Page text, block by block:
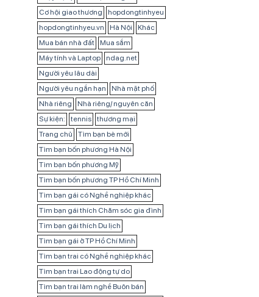
Cơ hội giao thương
hopdongtinhyeu
hopdongtinhyeu.vn
Hà Nội
Khác
Mua bán nhà đất
Mua sắm
Máy tính và Laptop
ndag.net
Người yêu lâu dài
Người yêu ngắn hạn
Nhà mặt phố
Nhà riêng
Nhà riêng/ nguyên căn
Sự kiện:
tennis
thương mại
Trang chủ
Tìm bạn bè mới
Tìm bạn bốn phương Hà Nội
Tìm bạn bốn phương Mỹ
Tìm bạn bốn phương TP Hồ Chí Minh
Tìm bạn gái có Nghề nghiệp khác
Tìm bạn gái thích Chăm sóc gia đình
Tìm bạn gái thích Du lịch
Tìm bạn gái ở TP Hồ Chí Minh
Tìm bạn trai có Nghề nghiệp khác
Tìm bạn trai Lao động tự do
Tìm bạn trai làm nghề Buôn bán